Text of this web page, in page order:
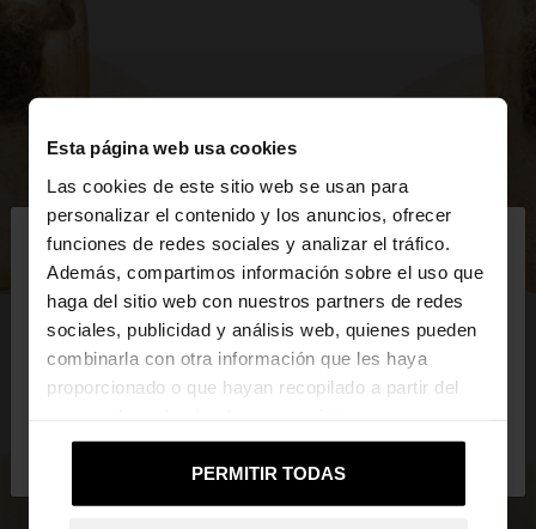
Esta página web usa cookies
Las cookies de este sitio web se usan para
personalizar el contenido y los anuncios, ofrecer
funciones de redes sociales y analizar el tráfico.
Además, compartimos información sobre el uso que
haga del sitio web con nuestros partners de redes
sociales, publicidad y análisis web, quienes pueden
combinarla con otra información que les haya
proporcionado o que hayan recopilado a partir del
PERMITIR TODAS
hola
Estás accediendo a la web de España. ¿Quieres ir a
la web de United States?